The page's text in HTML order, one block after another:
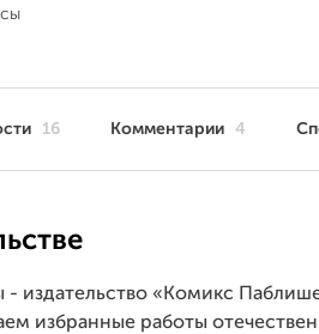
16 Комментарии 4
- издательство «Комикс
избранные работы